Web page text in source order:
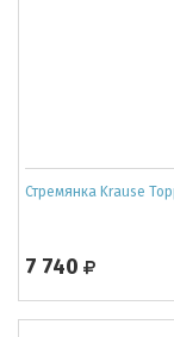
Стремянка Krause
7 740